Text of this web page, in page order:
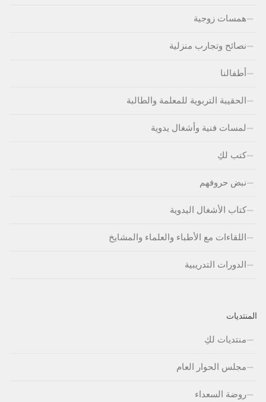
همسات زوجية
نصائح وتجارب منزلية
أطفالنا
الحقيبة التربوية للمعلمة والطالبة
لمسات فنية وأشغال يدوية
كتب لكِ
نبض حروفهم
كتاب الأشغال اليدوية
اللقاءات مع الأطباء والعلماء والمشايخ
الدورات التدريبية
المنتديات
منتديات لكِ
مجلس الحوار العام
روضة السعداء